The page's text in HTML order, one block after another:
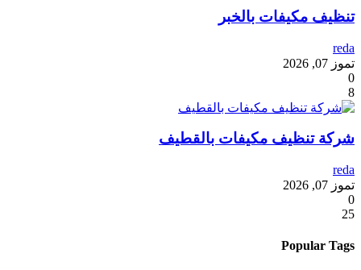
تنظيف مكيفات بالخبر
reda
تموز 07, 2026
0
8
شركة تنظيف مكيفات بالقطيف
reda
تموز 07, 2026
0
25
Popular Tags